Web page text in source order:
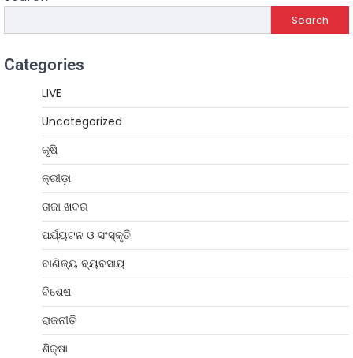
Search
Categories
LIVE
Uncategorized
କୃଷି
କ୍ରୀଡ଼ା
ତାଜା ଖବର
ପର୍ଯ୍ୟଟନ ଓ ସଂସ୍କୃତି
ବାଣିଜ୍ୟ ବ୍ୟବସାୟ
ବିଶେଷ
ରାଜନୀତି
ଶିକ୍ଷା